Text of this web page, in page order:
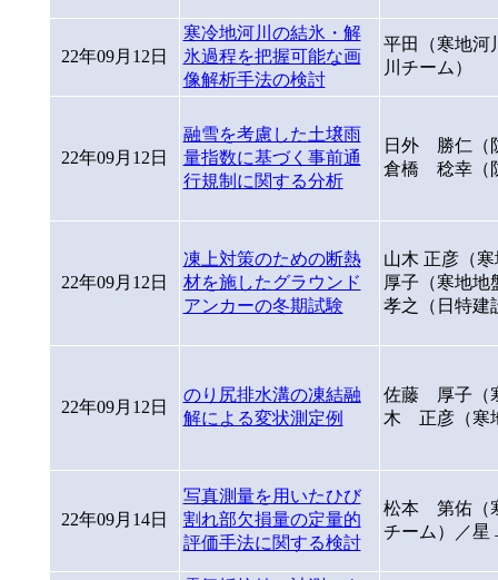
22年09月12日
寒冷地河川の結氷・解
氷過程を把握可能な画
像解析手法の検討
平田（寒地河
川チーム）
22年09月12日
融雪を考慮した土壌雨
量指数に基づく事前通
行規制に関する分析
日外 勝仁（
倉橋 稔幸（
22年09月12日
凍上対策のための断熱
材を施したグラウンド
アンカーの冬期試験
山木 正彦（
厚子（寒地
孝之（日特
22年09月12日
のり尻排水溝の凍結融
解による変状測定例
佐藤 厚子（
木 正彦（寒
22年09月14日
写真測量を用いたひび
割れ部欠損量の定量的
評価手法に関する検討
松本 第佑（
チーム）／星